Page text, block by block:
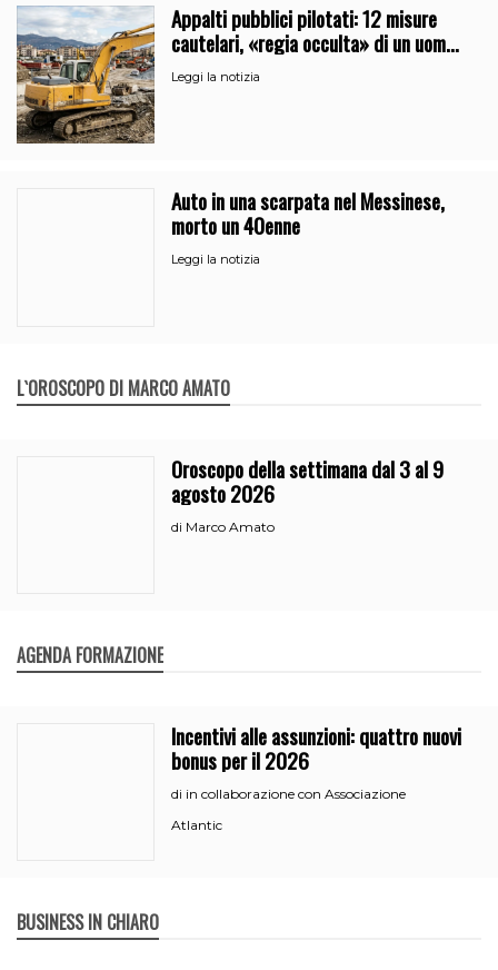
Appalti pubblici pilotati: 12 misure
cautelari, «regia occulta» di un uomo
vicino al clan
Leggi la notizia
Auto in una scarpata nel Messinese,
morto un 40enne
Leggi la notizia
L`OROSCOPO DI MARCO AMATO
Oroscopo della settimana dal 3 al 9
agosto 2026
di Marco Amato
AGENDA FORMAZIONE
Incentivi alle assunzioni: quattro nuovi
bonus per il 2026
di in collaborazione con Associazione
Atlantic
BUSINESS IN CHIARO